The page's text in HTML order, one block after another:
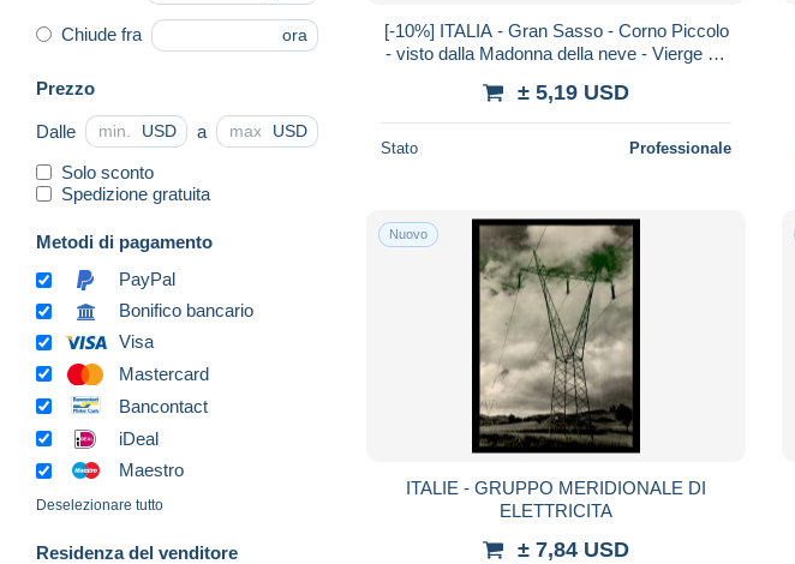
Chiude fra ora
Prezzo
Dalle USD a USD
Solo sconto
Spedizione gratuita
Metodi di pagamento
PayPal
Bonifico bancario
Visa
Mastercard
Bancontact
iDeal
Maestro
Deselezionare tutto
Residenza del venditore
[-10%] ITALIA - Gran Sasso - Corno Piccolo
- visto dalla Madonna della neve - Vierge de
± 5,19 USD
Stato Professionale
Nuovo
ITALIE - GRUPPO MERIDIONALE DI
ELETTRICITA
± 7,84 USD